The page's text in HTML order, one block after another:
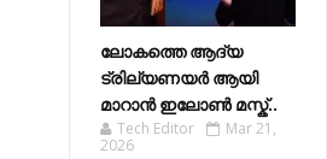
ലോകത്തെ ആദ്യ
ട്രില്യണയർ ആയി
മാറാൻ ഇലോൺ മസ്ക്..
Tech Editor
Mar 21,
2026